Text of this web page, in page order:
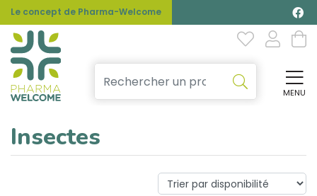
Le concept de Pharma-Welcome
MENU
Insectes